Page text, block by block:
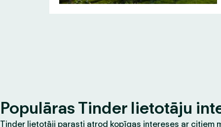
Populāras Tinder lietotāju
Tinder lietotāji parasti atrod kopīgas intereses ar citiem